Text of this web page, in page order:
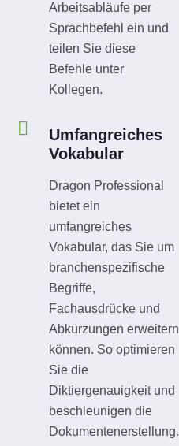
Arbeitsabläufe per
Sprachbefehl ein und
teilen Sie diese
Befehle unter
Kollegen.
Umfangreiches
Vokabular
Dragon Professional
bietet ein
umfangreiches
Vokabular, das Sie um
branchenspezifische
Begriffe,
Fachausdrücke und
Abkürzungen erweitern
können. So optimieren
Sie die
Diktiergenauigkeit und
beschleunigen die
Dokumentenerstellung.